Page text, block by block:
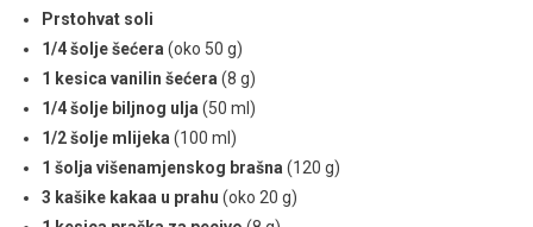
Prstohvat soli
1/4 šolje šećera (oko 50 g)
1 kesica vanilin šećera (8 g)
1/4 šolje biljnog ulja (50 ml)
1/2 šolje mlijeka (100 ml)
1 šolja višenamjenskog brašna (120 g)
3 kašike kakaa u prahu (oko 20 g)